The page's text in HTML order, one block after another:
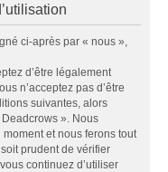
ci-après par « nous »,
d’être légalement
n’acceptez pas d’être
suivantes, alors
Deadcrows ». Nous
et nous ferons tout
prudent de vérifier
continuez d’utiliser